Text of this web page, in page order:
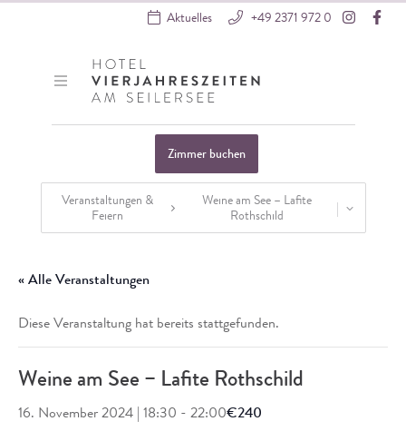
Aktuelles +49 2371 972 0
Hotel VierJahreszeiten
Zimmer buchen
Veranstaltungen &
Feiern
Weine am See – Lafite
Rothschild
« Alle Veranstaltungen
Diese Veranstaltung hat bereits stattgefunden.
Weine am See – Lafite Rothschild
16. November 2024 | 18:30 - 22:00€240